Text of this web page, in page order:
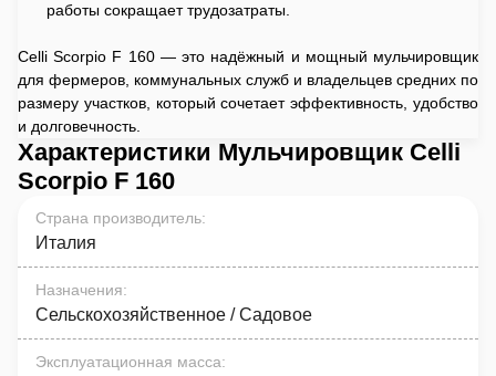
работы сокращает трудозатраты.
Celli Scorpio F 160 — это надёжный и мощный мульчировщик
для фермеров, коммунальных служб и владельцев средних по
размеру участков, который сочетает эффективность, удобство
и долговечность.
Характеристики Мульчировщик Celli
Scorpio F 160
Страна производитель:
Италия
Назначения:
Сельскохозяйственное / Садовое
Эксплуатационная масса: